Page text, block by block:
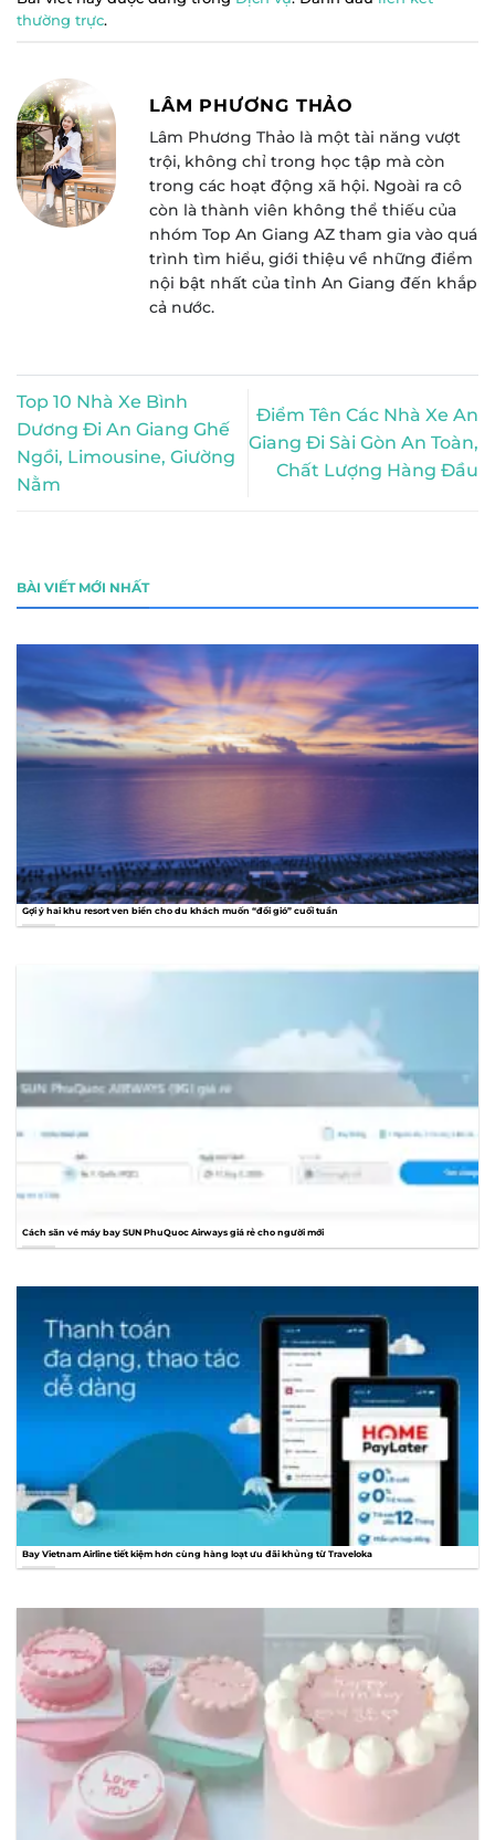
thường trực.
LÂM PHƯƠNG THẢO
Lâm Phương Thảo là một tài năng vượt
trội, không chỉ trong học tập mà còn
trong các hoạt động xã hội. Ngoài ra cô
còn là thành viên không thể thiếu của
nhóm Top An Giang AZ tham gia vào quá
trình tìm hiểu, giới thiệu về những điểm
nội bật nhất của tỉnh An Giang đến khắp
cả nước.
Top 10 Nhà Xe Bình
Dương Đi An Giang Ghế
Ngồi, Limousine, Giường
Nằm
Điểm Tên Các Nhà Xe An
Giang Đi Sài Gòn An Toàn,
Chất Lượng Hàng Đầu
BÀI VIẾT MỚI NHẤT
Gợi ý hai khu resort ven biển cho du khách muốn “đổi gió” cuối tuần
Cách săn vé máy bay SUN PhuQuoc Airways giá rẻ cho người mới
Bay Vietnam Airline tiết kiệm hơn cùng hàng loạt ưu đãi khủng từ Traveloka